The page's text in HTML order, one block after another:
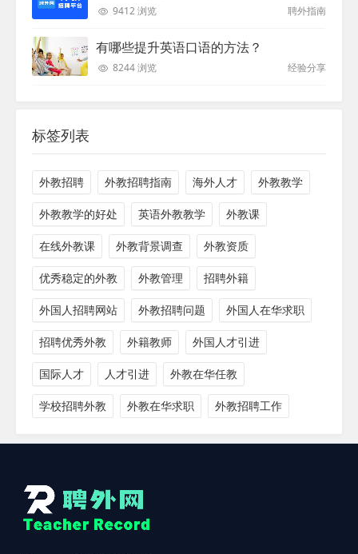
9412 浏览 聘外指南
有哪些提升英语口语的方法？
8244 浏览 经验分享
标签列表
外教招聘 外教招聘指南 海外人才 外教教学
外教教学的好处 英语外教教学 外教课
在线外教课 外教背景调查 外教资质
优秀稳定的外教 外教管理 招聘外籍
外国人招聘网站 外教招聘问题 外国人在华求职
招聘优秀外教 外籍教师 外国人才引进
国际人才 人才引进 外教在华任教
学校招聘外教 外教在华求职 外教招聘工作